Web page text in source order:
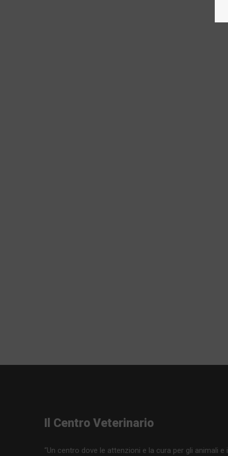
Il Centro Veterinario
“Un centro dove le attenzioni e la cura per gli animali e i